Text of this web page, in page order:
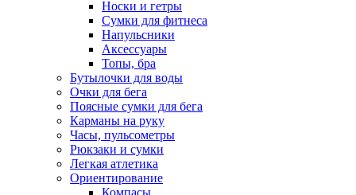
Носки и гетры
Сумки для фитнеса
Напульсники
Аксессуары
Топы, бра
Бутылочки для воды
Очки для бега
Поясные сумки для бега
Карманы на руку
Часы, пульсометры
Рюкзаки и сумки
Легкая атлетика
Ориентирование
Компасы